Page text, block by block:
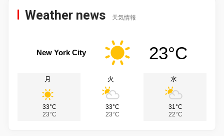
Weather news 天気情報
New York City 23°C
月
33°C
23°C
火
33°C
23°C
水
31°C
22°C